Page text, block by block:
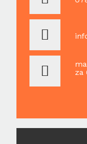
za